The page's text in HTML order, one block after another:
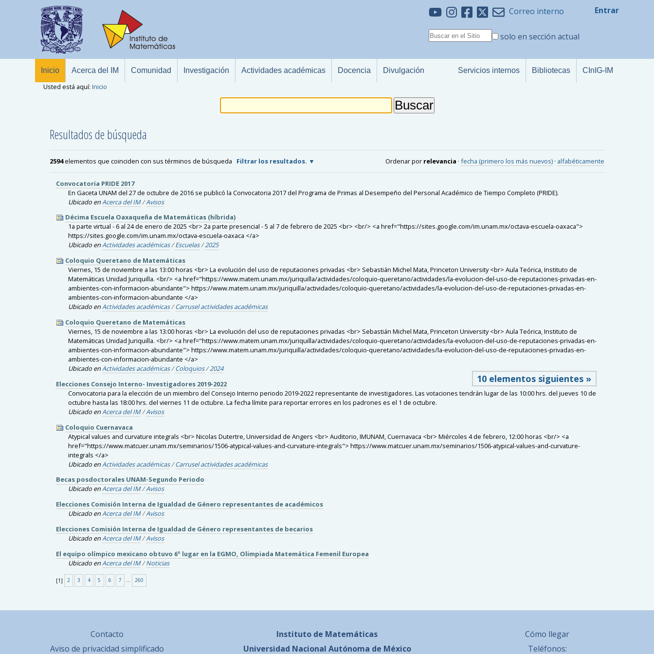
Correo interno
solo en sección actual
Entrar
Inicio Acerca del IM Comunidad Investigación Actividades académicas Docencia Divulgación Servicios internos Bibliotecas CInIG-IM
Usted está aquí: Inicio
Resultados de búsqueda
2594elementos que coinciden con sus términos de búsqueda Filtrar los resultados. Ordenar por relevancia · fecha (primero los más nuevos) · alfabéticamente
Convocatoria PRIDE 2017
En Gaceta UNAM del 27 de octubre de 2016 se publicó la Convocatoria 2017 del Programa de Primas al Desempeño del Personal Académico de Tiempo Completo (PRIDE).
Ubicado en Acerca del IM /Avisos
Décima Escuela Oaxaqueña de Matemáticas (híbrida)
1a parte virtual - 6 al 24 de enero de 2025 <br> 2a parte presencial - 5 al 7 de febrero de 2025 <br> <br/> <a href="https://sites.google.com/im.unam.mx/octava-escuela-oaxaca">
https://sites.google.com/im.unam.mx/octava-escuela-oaxaca </a>
Ubicado enActividades académicas/Escuelas/2025
Coloquio Queretano de Matemáticas
Viernes, 15 de noviembre a las 13:00 horas <br> La evolución del uso de reputaciones privadas <br> Sebastián Michel Mata, Princeton University <br> Aula Teórica, Instituto de
Matemáticas Unidad Juriquilla. <br/> <a href="https://www.matem.unam.mx/juriquilla/actividades/coloquio-queretano/actividades/la-evolucion-del-uso-de-reputaciones-privadas-en-
ambientes-con-informacion-abundante"> https://www.matem.unam.mx/juriquilla/actividades/coloquio-queretano/actividades/la-evolucion-del-uso-de-reputaciones-privadas-en-
ambientes-con-informacion-abundante </a>
Ubicado enActividades académicas/Carrusel actividades académicas
Coloquio Queretano de Matemáticas
Viernes, 15 de noviembre a las 13:00 horas <br> La evolución del uso de reputaciones privadas <br> Sebastián Michel Mata, Princeton University <br> Aula Teórica, Instituto de
Matemáticas Unidad Juriquilla. <br/> <a href="https://www.matem.unam.mx/juriquilla/actividades/coloquio-queretano/actividades/la-evolucion-del-uso-de-reputaciones-privadas-en-
ambientes-con-informacion-abundante"> https://www.matem.unam.mx/juriquilla/actividades/coloquio-queretano/actividades/la-evolucion-del-uso-de-reputaciones-privadas-en-
ambientes-con-informacion-abundante </a>
Ubicado enActividades académicas/Coloquios/2024
Elecciones Consejo Interno- Investigadores 2019-2022
Convocatoria para la elección de un miembro del Consejo Interno periodo 2019-2022 representante de investigadores. Las votaciones tendrán lugar de las 10:00 hrs. del jueves 10 de
octubre hasta las 18:00 hrs. del viernes 11 de octubre. La fecha límite para reportar errores en los padrones es el 1 de octubre.
Ubicado enAcerca del IM/Avisos
Coloquio Cuernavaca
Atypical values and curvature integrals <br> Nicolas Dutertre, Universidad de Angers <br> Auditorio, IMUNAM, Cuernavaca <br> Miércoles 4 de febrero, 12:00 horas <br/> <a
href="https://www.matcuer.unam.mx/seminarios/1506-atypical-values-and-curvature-integrals"> https://www.matcuer.unam.mx/seminarios/1506-atypical-values-and-curvature-
integrals </a>
Ubicado en Actividades académicas /Carrusel actividades académicas
Becas posdoctorales UNAM-Segundo Periodo
Ubicado enAcerca del IM/Avisos
Elecciones Comisión Interna de Igualdad de Género representantes de académicos
Ubicado enAcerca del IM/Avisos
Elecciones Comisión Interna de Igualdad de Género representantes de becarios
Ubicado enAcerca del IM/Avisos
El equipo olímpico mexicano obtuvo 6º lugar en la EGMO, Olimpiada Matemática Femenil Europea
Ubicado enAcerca del IM/Noticias
10 elementos siguientes »
[1] 2 3 4 5 6 7 ... 260
Contacto
Aviso de privacidad simplificado
Instituto de Matemáticas
Universidad Nacional Autónoma de México
Cómo llegar
Teléfonos: